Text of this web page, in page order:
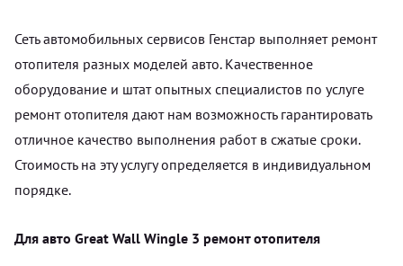
Сеть автомобильных сервисов Генстар выполняет ремонт
отопителя разных моделей авто. Качественное
оборудование и штат опытных специалистов по услуге
ремонт отопителя дают нам возможность гарантировать
отличное качество выполнения работ в сжатые сроки.
Стоимость на эту услугу определяется в индивидуальном
порядке.
Для авто Great Wall Wingle 3 ремонт отопителя